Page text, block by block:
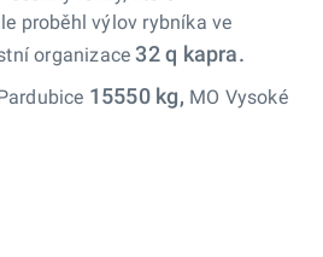
proběhl výlov rybníka ve
organizace32 q kapra.
15550 kg, MO Vysoké